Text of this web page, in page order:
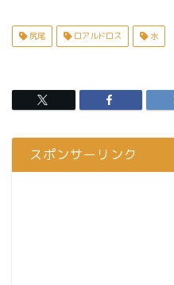
尻尾 ロアルドロス 水
スポンサーリンク